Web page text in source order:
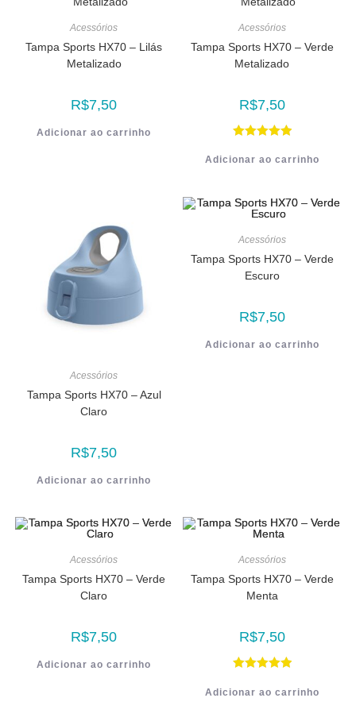
Acessórios
Tampa Sports HX70 – Lilás
Metalizado
R$7,50
Adicionar ao carrinho
Acessórios
Tampa Sports HX70 – Verde
Metalizado
R$7,50
5.00de 5
Adicionar ao carrinho
Acessórios
Tampa Sports HX70 – Azul
Claro
R$7,50
Adicionar ao carrinho
Acessórios
Tampa Sports HX70 – Verde
Escuro
R$7,50
Adicionar ao carrinho
Acessórios
Tampa Sports HX70 – Verde
Claro
R$7,50
Adicionar ao carrinho
Acessórios
Tampa Sports HX70 – Verde
Menta
R$7,50
5.00de 5
Adicionar ao carrinho